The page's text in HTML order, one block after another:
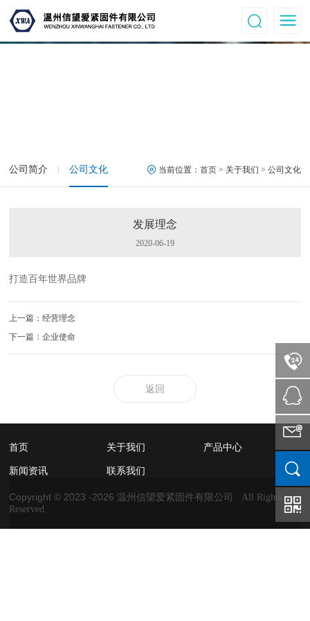
公司简介 公司文化 当前位置： 首页> 关于我们 > 公司文化
发展理念
2020-06-19
打造百年世界品牌
上一篇：经营理念
下一篇：企业使命
返回
首页 关于我们 产品中心
新闻资讯 联系我们
Copyright © 2023 -2026温州信望爱紧固件有限公司 All Rights
Reserved.